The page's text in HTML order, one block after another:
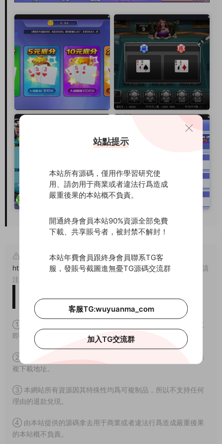
原文鏈接：
https://www.wuyuanma.com/jpym/qpym/6565.html
，轉載請
注明出處。
版權免責聲明
① 本站所有源碼均爲網上搜集，如涉及或侵害到您的版權請立
即通知我們。
② 如果網盤地址失效，請在個人中心提交工單，我們會盡快修
複下載地址。
③ 本網站所有資源因其特殊性均爲可複制品，所以不支持任何
理由的退款兌現。
④ 由本站提供的源碼拿去用于商業或者違法行爲造成嚴重後果
的本站概不負責。
站點提示
本站所有源碼，僅用作學習研究使
用、請勿用于商業或者違法行爲造成
嚴重後果的本站概不負責。
開通終身會員本站90%資源全部免費
下載、共享賬号者，被封禁不解封！
本站年費會員跟終身會員聯系TG客
服，發賬号截圖進無憂TG源碼交流群
客服TG:wuyuanma_com
加入TG交流群